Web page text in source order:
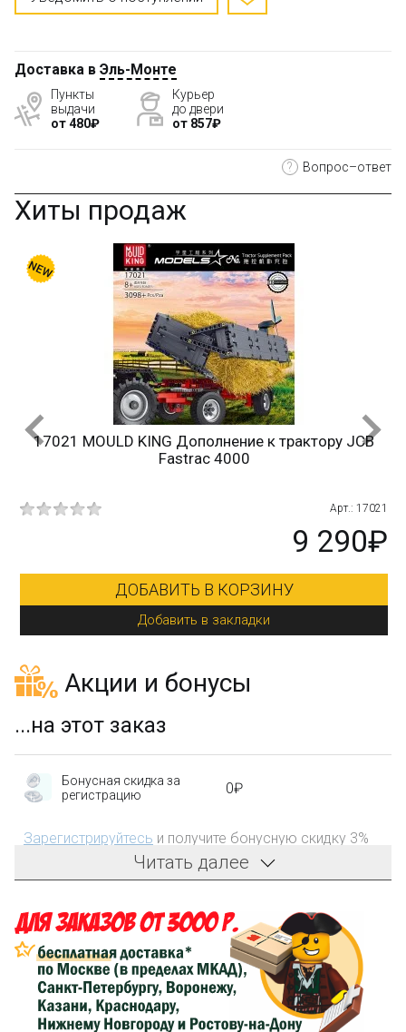
Доставка в Эль-Монте
Пункты
выдачи
от 480₽
Курьер
до двери
от 857₽
? Вопрос–ответ
Хиты продаж
17021 MOULD KING Дополнение к трактору JCB
Fastrac 4000
Арт.: 17021
9 290₽
ДОБАВИТЬ В КОРЗИНУ
Добавить в закладки
Акции и бонусы
...на этот заказ
Бонусная скидка за
регистрацию
0₽
Зарегистрируйтесь и получите бонусную скидку 3%
на первый заказ!
затрат на доставку
Сделайте заказ на сумму не менее 3 000₽, оплатите
его на карту Сбербанка и получите 150₽ на
компенсацию доставки.
Читать далее